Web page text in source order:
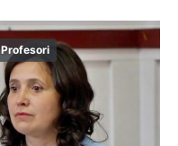
Profesori